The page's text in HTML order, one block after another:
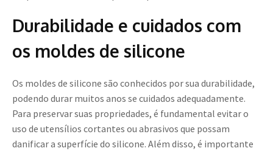
Durabilidade e cuidados com
os moldes de silicone
Os moldes de silicone são conhecidos por sua durabilidade,
podendo durar muitos anos se cuidados adequadamente.
Para preservar suas propriedades, é fundamental evitar o
uso de utensílios cortantes ou abrasivos que possam
danificar a superfície do silicone. Além disso, é importante